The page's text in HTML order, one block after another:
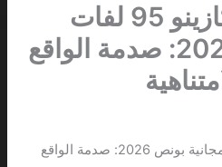
lucky block كازينو 95 لفات
مجانية بونص 2026: صدمة الواقع
lucky block كازينو 95 لفات مجانية بونص 2026: صدمة الواقع